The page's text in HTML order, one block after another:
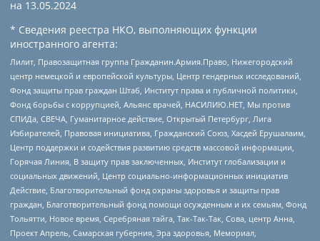
на 13.05.2024
* Сведения реестра НКО, выполняющих функции
иностранного агента:
Лилит, Правозащитная группа Гражданин.Армия.Право, Нижегородский
центр немецкой и европейской культуры, Центр гендерных исследований,
Фонд защиты прав граждан Штаб, Институт права и публичной политики,
Фонд борьбы с коррупцией, Альянс врачей, НАСИЛИЮ.НЕТ, Мы против
СПИДа, СВЕЧА, Гуманитарное действие, Открытый Петербург, Лига
Избирателей, Правовая инициатива, Гражданский Союз, Хасдей Ерушалаим,
Центр поддержки и содействия развитию средств массовой информации,
Горячая Линия, В защиту прав заключенных, Институт глобализации и
социальных движений, Центр социально-информационных инициатив
Действие, Благотворительный фонд охраны здоровья и защиты прав
граждан, Благотворительный фонд помощи осужденным и их семьям, Фонд
Тольятти, Новое время, Серебряная тайга, Так-Так-Так, Сова, центр Анна,
Проект Апрель, Самарская губерния, Эра здоровья, Мемориал,